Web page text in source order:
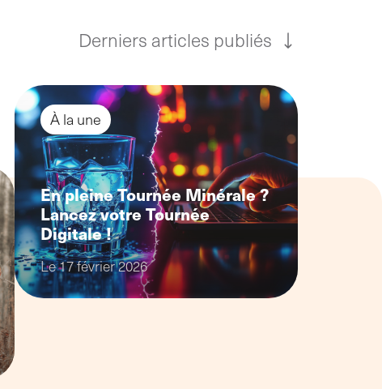
Derniers articles publiés
À la une
En pleine Tournée Minérale ?
Lancez votre Tournée
Digitale !
Le 17 février 2026